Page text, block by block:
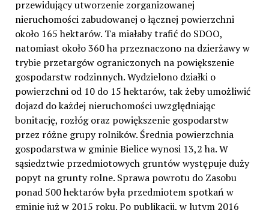
przewidujący utworzenie zorganizowanej
nieruchomości zabudowanej o łącznej powierzchni
około 165 hektarów. Ta miałaby trafić do SDOO,
natomiast około 360 ha przeznaczono na dzierżawy w
trybie przetargów ograniczonych na powiększenie
gospodarstw rodzinnych. Wydzielono działki o
powierzchni od 10 do 15 hektarów, tak żeby umożliwić
dojazd do każdej nieruchomości uwzględniając
bonitację, rozłóg oraz powiększenie gospodarstw
przez różne grupy rolników. Średnia powierzchnia
gospodarstwa w gminie Bielice wynosi 13,2 ha. W
sąsiedztwie przedmiotowych gruntów występuje duży
popyt na grunty rolne. Sprawa powrotu do Zasobu
ponad 500 hektarów była przedmiotem spotkań w
gminie już w 2015 roku. Po publikacji, w lutym 2016